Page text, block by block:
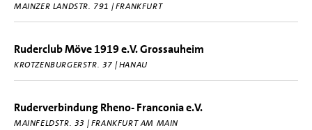
MAINZER LANDSTR. 791 | FRANKFURT
Ruderclub Möve 1919 e.V. Grossauheim
KROTZENBURGERSTR. 37 | HANAU
Ruderverbindung Rheno- Franconia e.V.
MAINFELDSTR. 33 | FRANKFURT AM MAIN